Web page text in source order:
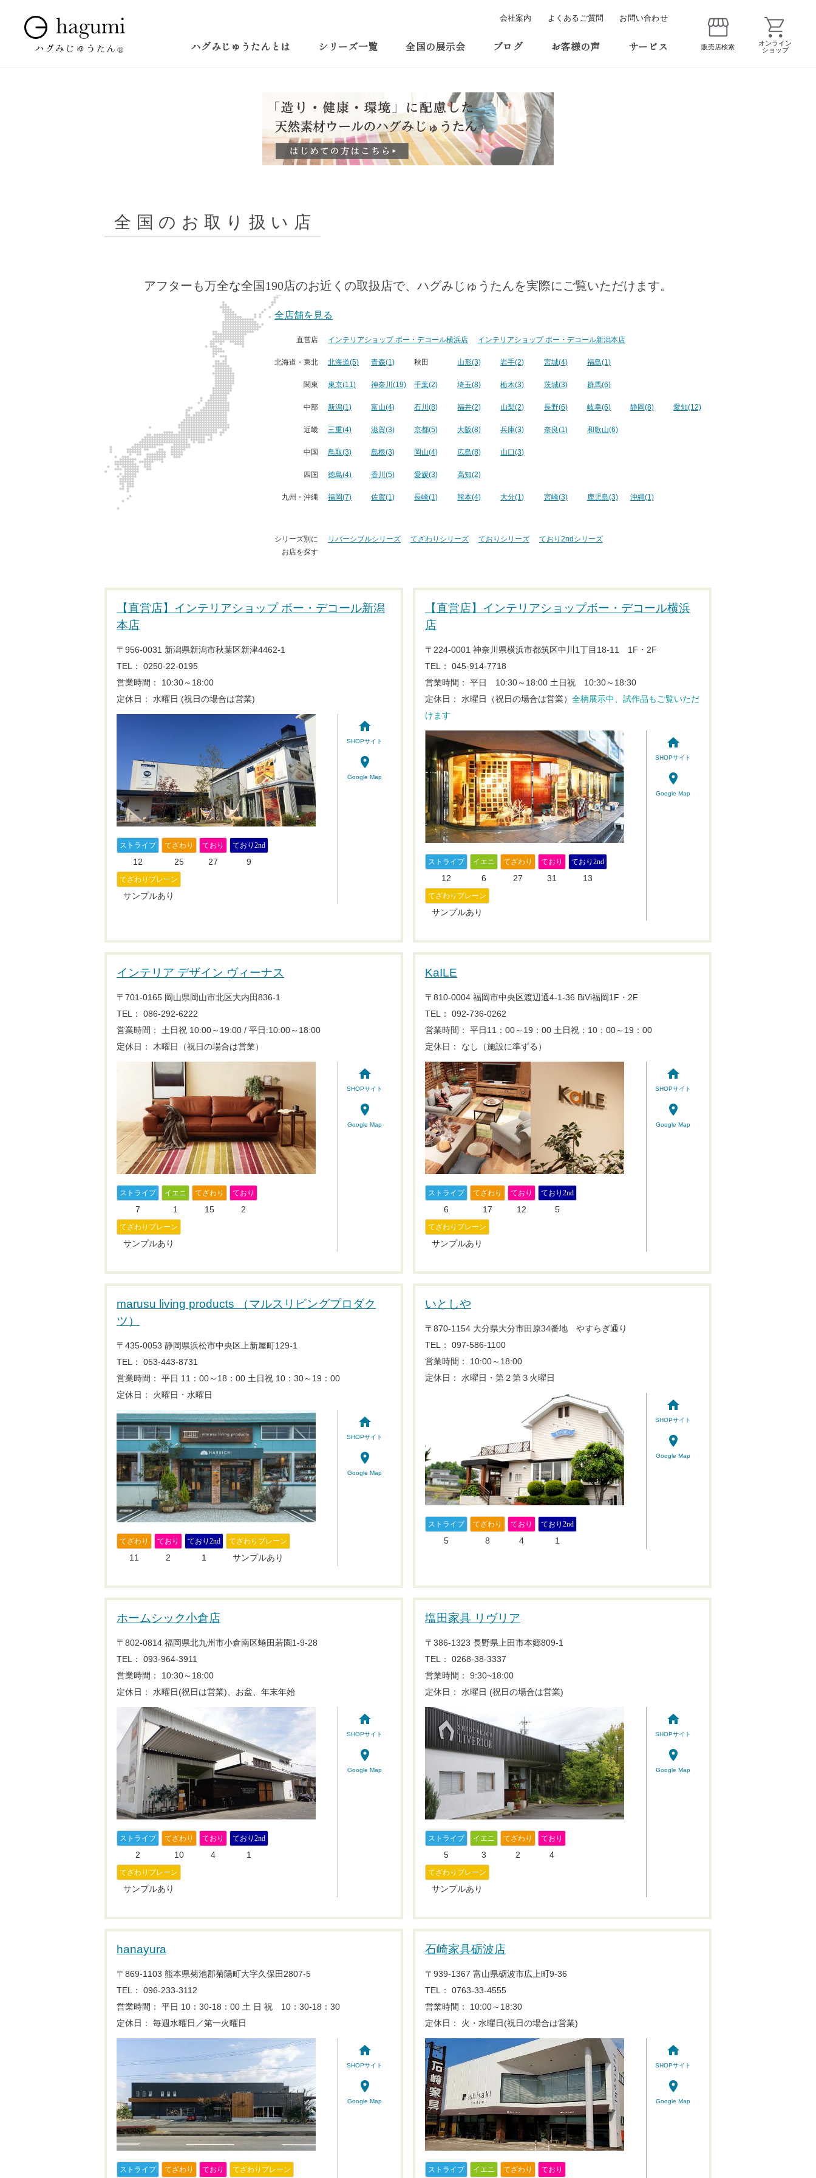
ハグみじゅうたんとは シリーズ一覧 全国の展示会 ブログ お客様の声 サービス
会社案内 よくあるご質問 お問い合わせ
販売店検索
オンライン
ショップ
全国のお取り扱い店
アフターも万全な全国190店のお近くの取扱店で、ハグみじゅうたんを実際にご覧いただけます。
全店舗を見る
直営店 インテリアショップ ボー・デコール横浜店 インテリアショップ ボー・デコール新潟本店
北海道・東北 北海道(5) 青森(1) 秋田 山形(3) 岩手(2) 宮城(4) 福島(1)
関東 東京(11) 神奈川(19) 千葉(2) 埼玉(8) 栃木(3) 茨城(3) 群馬(6)
中部 新潟(1) 富山(4) 石川(8) 福井(2) 山梨(2) 長野(6) 岐阜(6) 静岡(8) 愛知(12)
近畿 三重(4) 滋賀(3) 京都(5) 大阪(8) 兵庫(3) 奈良(1) 和歌山(6)
中国 鳥取(3) 島根(3) 岡山(4) 広島(8) 山口(3)
四国 徳島(4) 香川(5) 愛媛(3) 高知(2)
九州・沖縄 福岡(7) 佐賀(1) 長崎(1) 熊本(4) 大分(1) 宮崎(3) 鹿児島(3) 沖縄(1)
シリーズ別に
お店を探す
リバーシブルシリーズ てざわりシリーズ ておりシリーズ ており2ndシリーズ
【直営店】インテリアショップ ボー・デコール新潟
本店
〒956-0031 新潟県新潟市秋葉区新津4462-1
TEL： 0250-22-0195
営業時間： 10:30～18:00
定休日： 水曜日 (祝日の場合は営業)
ストライプ
12
てざわり
25
ており
27
ており2nd
9
てざわりプレーン
サンプルあり
home
SHOPサイト
place
Google Map
【直営店】インテリアショップボー・デコール横浜
店
〒224-0001 神奈川県横浜市都筑区中川1丁目18-11 1F・2F
TEL： 045-914-7718
営業時間： 平日 10:30～18:00 土日祝 10:30～18:30
定休日： 水曜日（祝日の場合は営業） 全柄展示中、試作品もご覧いただ
けます
ストライプ
12
イエニ
6
てざわり
27
ており
31
ており2nd
13
てざわりプレーン
サンプルあり
home
SHOPサイト
place
Google Map
インテリア デザイン ヴィーナス
〒701-0165 岡山県岡山市北区大内田836-1
TEL： 086-292-6222
営業時間： 土日祝 10:00～19:00 / 平日:10:00～18:00
定休日： 木曜日（祝日の場合は営業）
ストライプ
7
イエニ
1
てざわり
15
ており
2
てざわりプレーン
サンプルあり
home
SHOPサイト
place
Google Map
KaILE
〒810-0004 福岡市中央区渡辺通4-1-36 BiVi福岡1F・2F
TEL： 092-736-0262
営業時間： 平日11：00～19：00 土日祝：10：00～19：00
定休日： なし（施設に準ずる）
ストライプ
6
てざわり
17
ており
12
ており2nd
5
てざわりプレーン
サンプルあり
home
SHOPサイト
place
Google Map
marusu living products （マルスリビングプロダク
ツ）
〒435-0053 静岡県浜松市中央区上新屋町129-1
TEL： 053-443-8731
営業時間： 平日 11：00～18：00 土日祝 10：30～19：00
定休日： 火曜日・水曜日
てざわり
11
ており
2
ており2nd
1
てざわりプレーン
サンプルあり
home
SHOPサイト
place
Google Map
いとしや
〒870-1154 大分県大分市田原34番地 やすらぎ通り
TEL： 097-586-1100
営業時間： 10:00～18:00
定休日： 水曜日・第２第３火曜日
ストライプ
5
てざわり
8
ており
4
ており2nd
1
home
SHOPサイト
place
Google Map
ホームシック小倉店
〒802-0814 福岡県北九州市小倉南区蜷田若園1-9-28
TEL： 093-964-3911
営業時間： 10:30～18:00
定休日： 水曜日(祝日は営業)、お盆、年末年始
ストライプ
2
てざわり
10
ており
4
ており2nd
1
てざわりプレーン
サンプルあり
home
SHOPサイト
place
Google Map
塩田家具 リヴリア
〒386-1323 長野県上田市本郷809-1
TEL： 0268-38-3337
営業時間： 9:30~18:00
定休日： 水曜日 (祝日の場合は営業)
ストライプ
5
イエニ
3
てざわり
2
ており
4
てざわりプレーン
サンプルあり
home
SHOPサイト
place
Google Map
hanayura
〒869-1103 熊本県菊池郡菊陽町大字久保田2807-5
TEL： 096-233-3112
営業時間： 平日 10：30-18：00 土 日 祝 10：30-18：30
定休日： 毎週水曜日／第一火曜日
ストライプ てざわり ており てざわりプレーン
home
SHOPサイト
place
Google Map
石崎家具砺波店
〒939-1367 富山県砺波市広上町9-36
TEL： 0763-33-4555
営業時間： 10:00～18:30
定休日： 火・水曜日(祝日の場合は営業)
ストライプ イエニ てざわり ており
home
SHOPサイト
place
Google Map